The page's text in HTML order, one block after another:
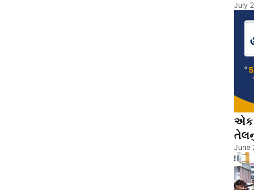
July
એક
June